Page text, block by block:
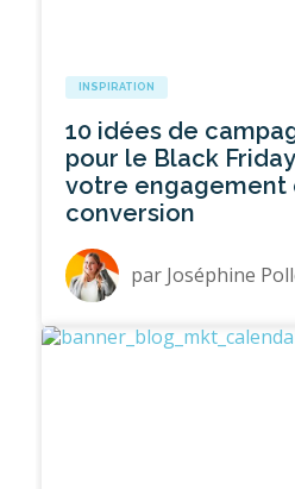
INSPIRATION
10 idées de
pour le Black
votre engagement
conversion
par Joséphine